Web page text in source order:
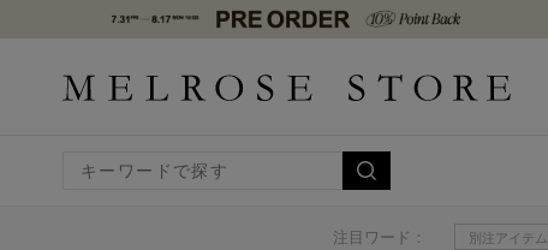
注目ワード： 別注アイテム